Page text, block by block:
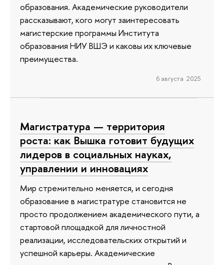
образования. Академические руководители
рассказывают, кого могут заинтересовать
магистерские программы Института
образования НИУ ВШЭ и каковы их ключевые
преимущества.
6 августа 2025
Магистратура — территория
роста: как Вышка готовит будущих
лидеров в социальных науках,
управлении и инновациях
Мир стремительно меняется, и сегодня
образование в магистратуре становится не
просто продолжением академического пути, а
стартовой площадкой для личностной
реализации, исследовательских открытий и
успешной карьеры. Академические